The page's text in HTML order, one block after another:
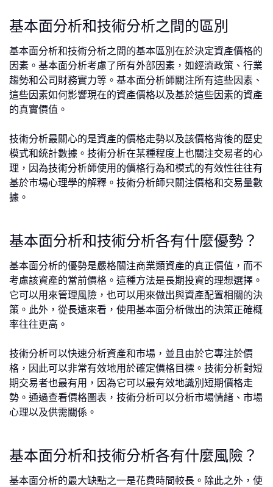
基本面分析和技術分析之間的區別
基本面分析和技術分析之間的基本區別在於決定資產價格的
因素。基本面分析考慮了所有外部因素，如經濟政策、行業
趨勢和公司財務實力等。基本面分析師關注所有這些因素、
這些因素如何影響現在的資產價格以及基於這些因素的資產
的真實價值。
技術分析最關心的是資產的價格走勢以及該價格背後的歷史
模式和統計數據。技術分析在某種程度上也關注交易者的心
理，因為技術分析師使用的價格行為和模式的有效性往往有
基於市場心理學的解釋。技術分析師只關注價格和交易量數
據。
基本面分析和技術分析各有什麼優勢？
基本面分析的優勢是嚴格關注商業類資產的真正價值，而不
考慮該資產的當前價格。這種方法是長期投資的理想選擇。
它可以用來管理風險，也可以用來做出與資產配置相關的決
策。此外，從長遠來看，使用基本面分析做出的決策正確概
率往往更高。
技術分析可以快速分析資產和市場，並且由於它專注於價
格，因此可以非常有效地用於確定價格目標。技術分析對短
期交易者也最有用，因為它可以最有效地識別短期價格走
勢。通過查看價格圖表，技術分析可以分析市場情緒、市場
心理以及供需關係。
基本面分析和技術分析各有什麼風險？
基本面分析的最大缺點之一是花費時間較長。除此之外，使